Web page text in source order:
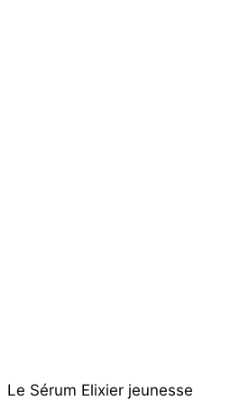
Le Sérum Elixier jeunesse